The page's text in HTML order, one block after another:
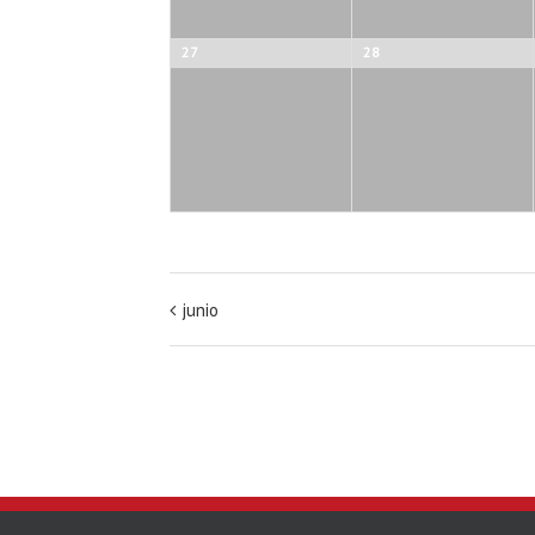
27 28
junio